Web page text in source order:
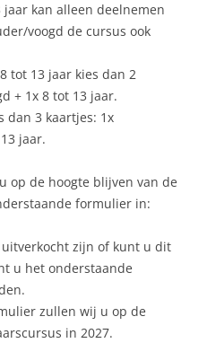
jaar kan alleen deelnemen
voogd de cursus ook
tot 13 jaar kies dan 2
+ 1x 8 tot 13 jaar.
dan 3 kaartjes: 1x
jaar.
op de hoogte blijven van de
formulier in:
zijn of kunt u dit
u het onderstaande
zullen wij u op de
in 2027.